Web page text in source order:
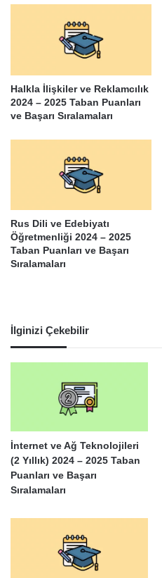
Halkla İlişkiler ve Reklamcılık
2024 – 2025 Taban Puanları
ve Başarı Sıralamaları
Rus Dili ve Edebiyatı
Öğretmenliği 2024 – 2025
Taban Puanları ve Başarı
Sıralamaları
İlginizi Çekebilir
İnternet ve Ağ Teknolojileri
(2 Yıllık) 2024 – 2025 Taban
Puanları ve Başarı
Sıralamaları